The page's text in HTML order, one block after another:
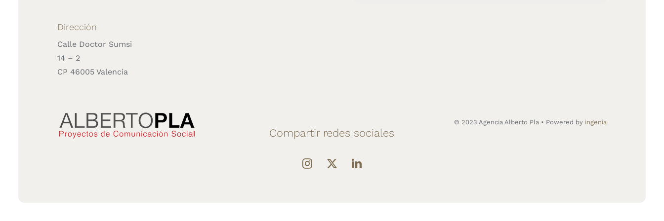
Dirección
Calle Doctor Sumsi
14 – 2
CP 46005 Valencia
Compartir redes sociales
© 2023 Agencia Alberto Pla • Powered by ingenia